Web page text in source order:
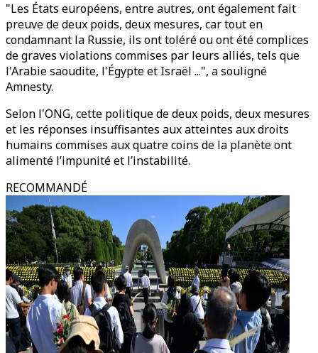
"Les États européens, entre autres, ont également fait
preuve de deux poids, deux mesures, car tout en
condamnant la Russie, ils ont toléré ou ont été complices
de graves violations commises par leurs alliés, tels que
l'Arabie saoudite, l'Égypte et Israël ...", a souligné
Amnesty.
Selon l'ONG, cette politique de deux poids, deux mesures
et les réponses insuffisantes aux atteintes aux droits
humains commises aux quatre coins de la planète ont
alimenté l’impunité et l’instabilité.
RECOMMANDÉ